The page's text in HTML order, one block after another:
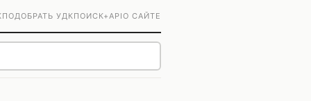
ПОДОБРАТЬ УДКПОИСК+APIО САЙТЕ